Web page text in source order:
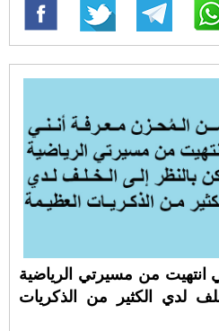
من مسيرتي الرياضية
لدي الكثير من الذكريات